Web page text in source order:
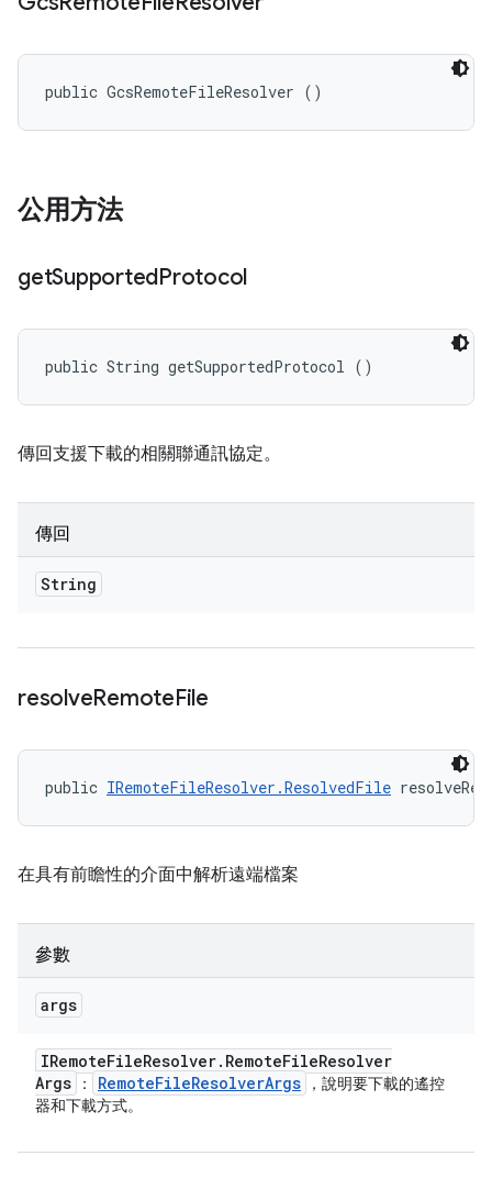
public GcsRemoteFileResolver ()
公用方法
getSupportedProtocol
public String getSupportedProtocol ()
傳回支援下載的相關聯通訊協定。
傳回
String
resolveRemoteFile
public IRemoteFileResolver.ResolvedFile
在具有前瞻性的介面中解析遠端檔案
參數
args
IRemoteFileResolver. RemoteFileResolver
Args
： RemoteFileResolverArgs
，說明要下載的遙控
器和下載方式。